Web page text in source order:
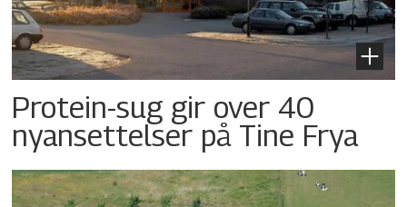
Protein-sug gir over 40
nyansettelser på Tine Frya